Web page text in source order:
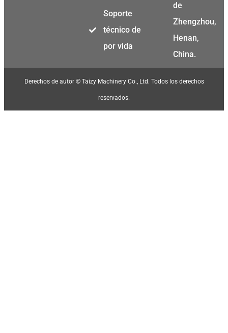
Soporte
técnico de
por vida
de
Zhengzhou,
Henan,
China.
Derechos de autor © Taizy Machinery Co., Ltd. Todos los derechos
reservados.